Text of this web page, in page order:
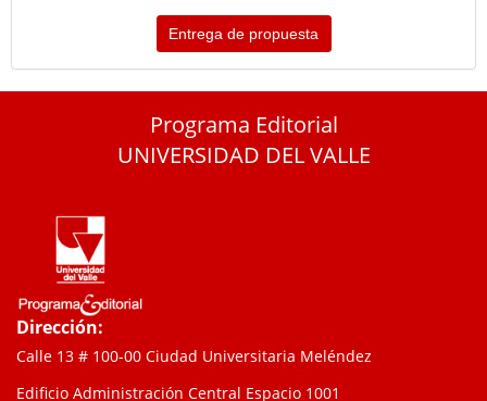
Entrega de propuesta
Programa Editorial
UNIVERSIDAD DEL VALLE
Dirección:
Calle 13 # 100-00 Ciudad Universitaria Meléndez
Edificio Administración Central Espacio 1001